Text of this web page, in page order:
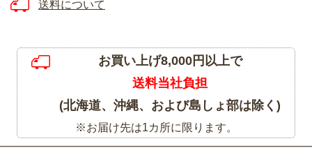
送料について
お買い上げ8,000円以上で
送料当社負担
(北海道、沖縄、および島しょ部は除く)
※お届け先は1カ所に限ります。